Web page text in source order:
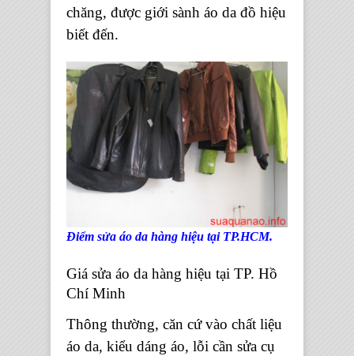
chăng, được giới sành áo da đồ hiệu
biết đến.
Điểm sửa áo da hàng hiệu tại TP.HCM.
Giá sửa áo da hàng hiệu tại TP. Hồ
Chí Minh
Thông thường, căn cứ vào chất liệu
áo da, kiểu dáng áo, lỗi cần sửa cụ